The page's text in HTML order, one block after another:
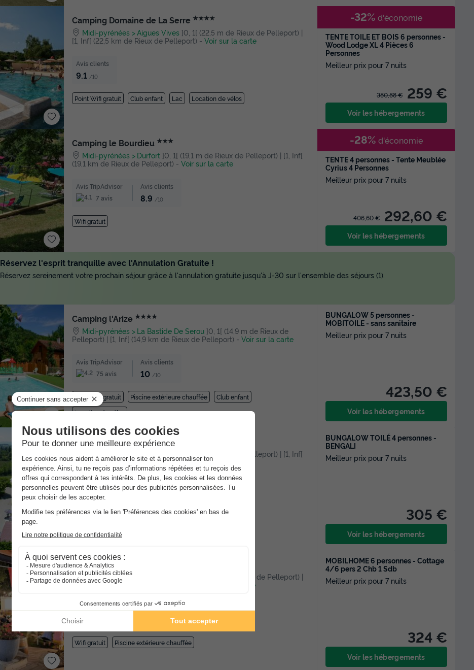
Camping Domaine de La Serre ★★★★
Midi-pyrénées Aigues Vives ]0, 1[ (22,5 m de Rieux de Pelleport) |
[1, Inf[ (22,5 km de Rieux de Pelleport) - Voir sur la carte
Avis clients
9.1 /10
Point Wifi gratuit Club enfant Lac Location de vélos
TENTE TOILE ET BOIS 6 personnes -
Wood Lodge XL 4 Pièces 6
Personnes
Meilleur prix pour 7 nuits
380,88 € 259 €
-32% d'économie
Voir les hébergements
Camping le Bourdieu ★★★
Midi-pyrénées Durfort ]0, 1[ (19,1 m de Rieux de Pelleport) | [1, Inf[
(19,1 km de Rieux de Pelleport) - Voir sur la carte
Avis TripAdvisor
7 avis
Avis clients
8.9 /10
Wifi gratuit
TENTE 4 personnes - Tente Meublée
Cyrius 4 Personnes
Meilleur prix pour 7 nuits
406,60 € 292,60 €
-28% d'économie
Voir les hébergements
Camping l'Arize ★★★★
Midi-pyrénées La Bastide De Serou ]0, 1[ (14,9 m de Rieux de
Pelleport) | [1, Inf[ (14,9 km de Rieux de Pelleport) - Voir sur la carte
Avis TripAdvisor
75 avis
Avis clients
10 /10
Point Wifi gratuit Piscine extérieure chauffée
Club enfant
Location de vélos
BUNGALOW 5 personnes -
MOBITOILE - sans sanitaire
Meilleur prix pour 7 nuits
423,50 €
Voir les hébergements
Camping Les Eychecadous
Midi-pyrénées Artigat
]0, 1[ (15,9 m de Rieux de Pelleport) | [1, Inf[
(15,9 km de Rieux de Pelleport)-Voir sur la carte
Avis clients
9 /10
BUNGALOW TOILÉ 4 personnes -
BENGALI
Meilleur prix pour 7 nuits
305 €
Voir les hébergements
Camping La Roucateille
Midi-pyrénées
]0, 1[ (14,8 m de Rieux de Pelleport) |
[1, Inf[ (14,8 km de Rieux de Pelleport)
Voir sur la carte
Avis clients
9.3
Wifi gratuit Piscine extérieure chauffée
MOBILHOME 6 personnes - Cottage
4/6 pers 2 Chb 1 Sdb
Meilleur prix pour 7 nuits
324 €
Voir les hébergements
Réservez l'esprit tranquille avec l'Annulation Gratuite !
Réservez sereinement votre prochain séjour grâce à l'annulation gratuite jusqu'à J-30 sur l'ensemble des séjours (1).